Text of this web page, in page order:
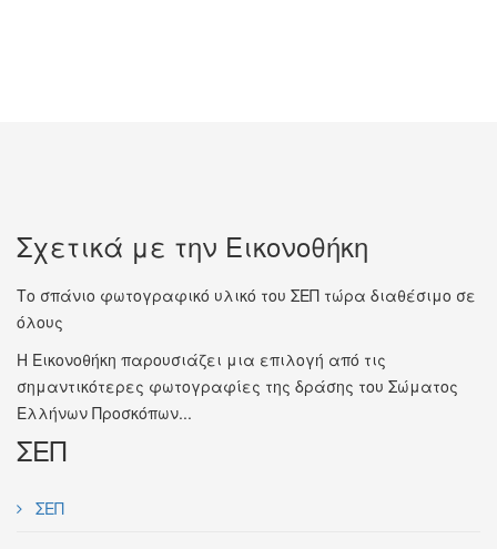
Σχετικά με την Εικονοθήκη
Το σπάνιο φωτογραφικό υλικό του ΣΕΠ τώρα διαθέσιμο σε
όλους
Η Εικονοθήκη παρουσιάζει μια επιλογή από τις
σημαντικότερες φωτογραφίες της δράσης του Σώματος
Ελλήνων Προσκόπων...
ΣΕΠ
ΣΕΠ